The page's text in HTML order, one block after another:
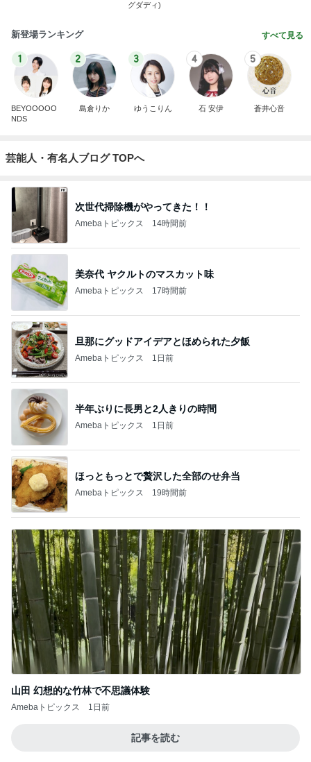
グダディ)
新登場ランキング すべて見る
1
BEYOOOOO
NDS
2
島倉りか
3
ゆうこりん
4
石 安伊
5
蒼井心音
芸能人・有名人ブログ TOPへ
次世代掃除機がやってきた！！
Amebaトピックス 14時間前
美奈代 ヤクルトのマスカット味
Amebaトピックス 17時間前
旦那にグッドアイデアとほめられた夕飯
Amebaトピックス 1日前
半年ぶりに長男と2人きりの時間
Amebaトピックス 1日前
ほっともっとで贅沢した全部のせ弁当
Amebaトピックス 19時間前
山田 幻想的な竹林で不思議体験
Amebaトピックス 1日前
記事を読む